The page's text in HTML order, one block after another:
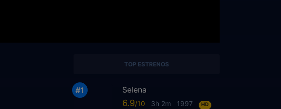
TOP ESTRENOS
Selena
6.9 3h 2m 1997 HD